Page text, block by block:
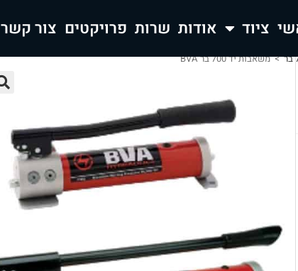
ציוד אודות שרות פרויקטים צור קשר
> משאבות יד 700 בר BVA